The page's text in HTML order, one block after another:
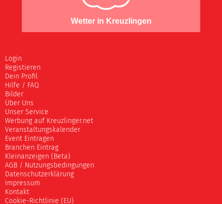
Wetter in Kreuzlingen
Login
Registieren
Dein Profil
Hilfe / FAQ
Bilder
Über Uns
Unser Service
Werbung auf Kreuzlinger.net
Veranstaltungskalender
Event Eintragen
Branchen Eintrag
Kleinanzeigen (Beta)
AGB / Nutzungsbedingungen
Datenschutzerklärung
Impressum
Kontakt
Cookie-Richtlinie (EU)